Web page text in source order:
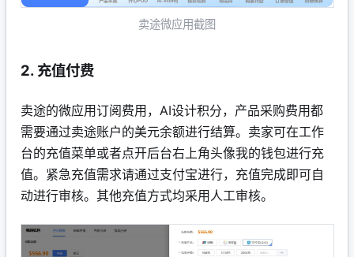
卖途微应用截图
2. 充值付费
卖途的微应用订阅费用，AI设计积分，产品采购费用都
需要通过卖途账户的美元余额进行结算。卖家可在工作
台的充值菜单或者点开后台右上角头像我的钱包进行充
值。紧急充值需求请通过支付宝进行，充值完成即可自
动进行审核。其他充值方式均采用人工审核。